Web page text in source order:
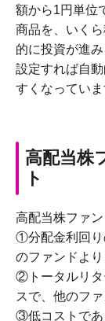
額から1円単位
商品を、いく
的に投資が進
設定すれば自
すくなっていま
高配当株
ト
高配当株ファ
①分配金利回
のファンドよ
②トータルリタ
スで、他のフ
③低コストであ